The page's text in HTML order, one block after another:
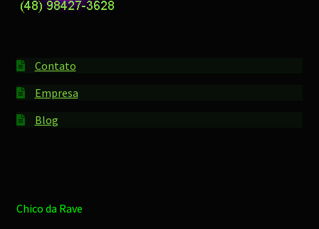
Contato
Empresa
Blog
Chico da Rave